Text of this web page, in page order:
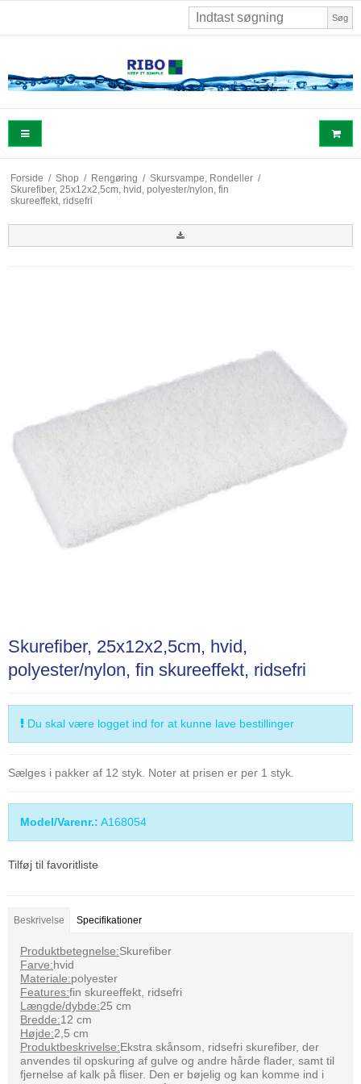
Søg
Forside / Shop / Rengøring / Skursvampe, Rondeller /
Skurefiber, 25x12x2,5cm, hvid, polyester/nylon, fin
skureeffekt, ridsefri
Skurefiber, 25x12x2,5cm, hvid,
polyester/nylon, fin skureeffekt, ridsefri
Du skal være logget ind for at kunne lave bestillinger
Sælges i pakker af 12 styk. Noter at prisen er per 1 styk.
Model/Varenr.: A168054
Tilføj til favoritliste
Beskrivelse Specifikationer
Produktbetegnelse:Skurefiber
Farve:hvid
Materiale:polyester
Features:fin skureeffekt, ridsefri
Længde/dybde:25 cm
Bredde:12 cm
Højde:2,5 cm
Produktbeskrivelse:Ekstra skånsom, ridsefri skurefiber, der
anvendes til opskuring af gulve og andre hårde flader, samt til
fjernelse af kalk på fliser. Den er bøjelig og kan komme ind i